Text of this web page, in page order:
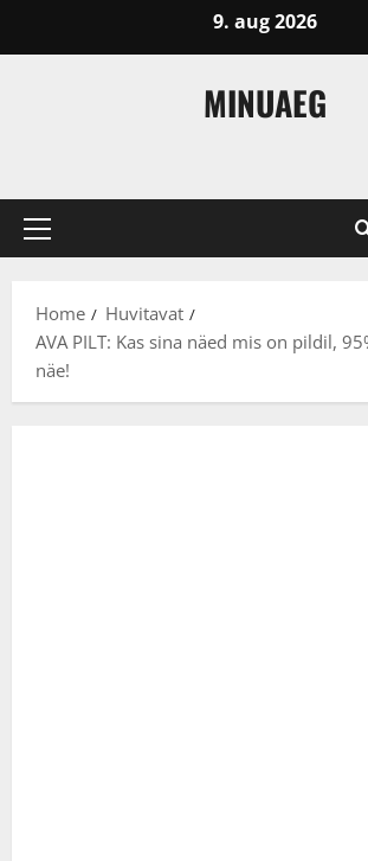
9. aug 2026
MINUAEG
Primary
Home
Huvitavat
AVA PILT: Kas sina näed mis on pildil,
näe!